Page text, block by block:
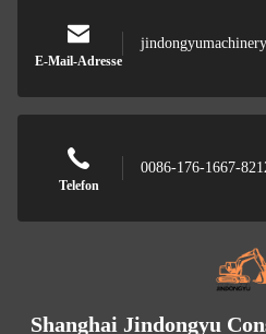
E-Mail-Adresse
Telefon
0086-176-1667-
Shanghai Jindongyu